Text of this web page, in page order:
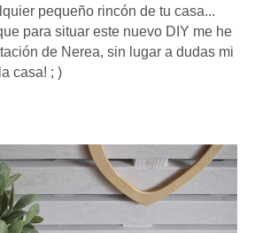
pequeño rincón de tu casa...
para situar este nuevo DIY me he
de Nerea, sin lugar a dudas mi
casa! ; )